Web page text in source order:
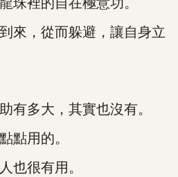
，從而躲避，讓自身立
多大，其實也沒有。
用的。
很有用。